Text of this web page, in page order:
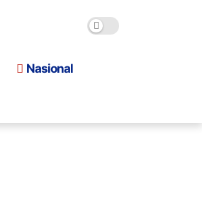
Nasional